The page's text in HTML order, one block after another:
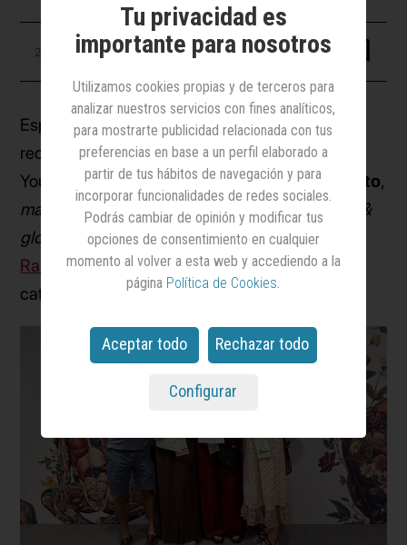
29 junio 2026
España regresa deCannes Lionscon un
reconocimiento en las competiciones de los
Young Lions. Helena NavarroyMarta Benedito,
marketing product managerytrade marketing &
global planning, respectivamente, enPenguin
Random House , han conseguido el oro en la
categoría Young Lions Marketers.
Tu privacidad es
importante para nosotros
Utilizamos cookies propias y de terceros para
analizar nuestros servicios con fines analíticos,
para mostrarte publicidad relacionada con tus
preferencias en base a un perfil elaborado a
partir de tus hábitos de navegación y para
incorporar funcionalidades de redes sociales.
Podrás cambiar de opinión y modificar tus
opciones de consentimiento en cualquier
momento al volver a esta web y accediendo a la
página Política de Cookies
Aceptar todo Rechazar todo
Configurar